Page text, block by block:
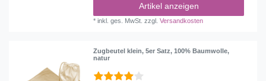
Artikel anzeigen
*inkl. ges. MwSt. zzgl.Versandkosten
Zugbeutel klein, 5er Satz, 100% Baumwolle,
natur